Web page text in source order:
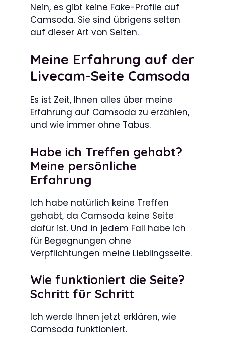
Nein, es gibt keine Fake-Profile auf
Camsoda. Sie sind übrigens selten
auf dieser Art von Seiten.
Meine Erfahrung auf der
Livecam-Seite Camsoda
Es ist Zeit, Ihnen alles über meine
Erfahrung auf Camsoda zu erzählen,
und wie immer ohne Tabus.
Habe ich Treffen gehabt?
Meine persönliche
Erfahrung
Ich habe natürlich keine Treffen
gehabt, da Camsoda keine Seite
dafür ist. Und in jedem Fall habe ich
für Begegnungen ohne
Verpflichtungen meine Lieblingsseite.
Wie funktioniert die Seite?
Schritt für Schritt
Ich werde Ihnen jetzt erklären, wie
Camsoda funktioniert.